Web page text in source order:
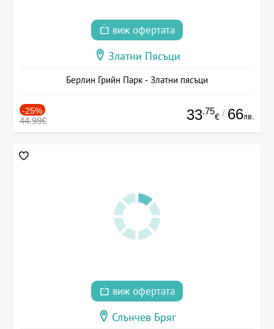
виж офертата
Златни Пясъци
Берлин Грийн Парк - Златни пясъци
-25%
44.99€ 33.75
€ / 66лв.
виж офертата
Слънчев Бряг